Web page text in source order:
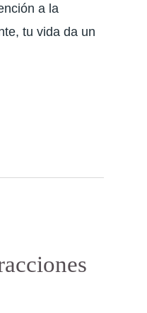
a la
tu vida da un